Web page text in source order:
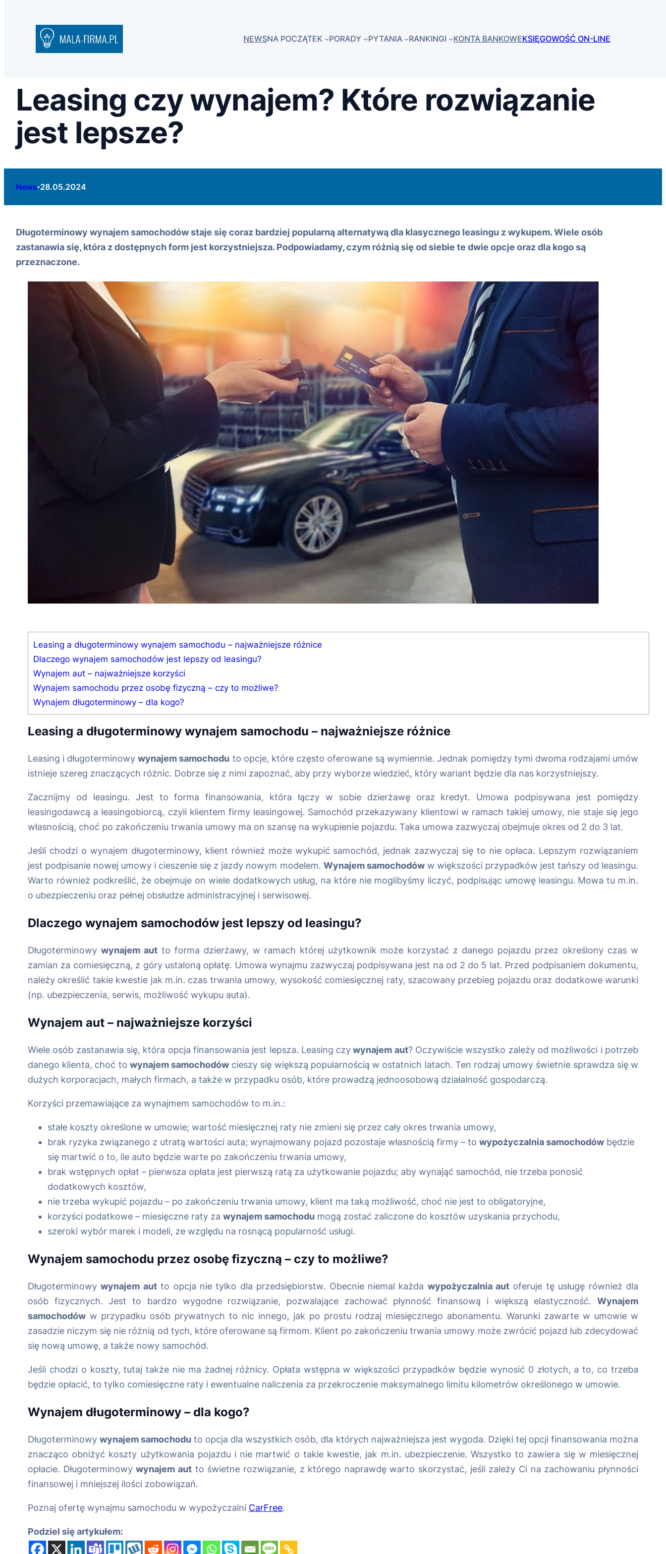
NEWSNA POCZĄTEK PORADY PYTANIA RANKINGI KONTA BANKOWEKSIĘGOWOŚĆ ON-LINE
Leasing czy wynajem? Które rozwiązanie
jest lepsze?
News·28.05.2024
Długoterminowy wynajem samochodów staje się coraz bardziej popularną alternatywą dla klasycznego leasingu z wykupem. Wiele osób
zastanawia się, która z dostępnych form jest korzystniejsza. Podpowiadamy, czym różnią się od siebie te dwie opcje oraz dla kogo są
przeznaczone.
Leasing a długoterminowy wynajem samochodu – najważniejsze różnice
Dlaczego wynajem samochodów jest lepszy od leasingu?
Wynajem aut – najważniejsze korzyści
Wynajem samochodu przez osobę fizyczną – czy to możliwe?
Wynajem długoterminowy – dla kogo?
Leasing a długoterminowy wynajem samochodu – najważniejsze różnice
Leasing i długoterminowywynajem samochodu to opcje, które często oferowane są wymiennie. Jednak pomiędzy tymi dwoma rodzajami umów
istnieje szereg znaczących różnic. Dobrze się z nimi zapoznać, aby przy wyborze wiedzieć, który wariant będzie dla nas korzystniejszy.
Zacznijmy od leasingu. Jest to forma finansowania, która łączy w sobie dzierżawę oraz kredyt. Umowa podpisywana jest pomiędzy
leasingodawcą a leasingobiorcą, czyli klientem firmy leasingowej. Samochód przekazywany klientowi w ramach takiej umowy, nie staje się jego
własnością, choć po zakończeniu trwania umowy ma on szansę na wykupienie pojazdu. Taka umowa zazwyczaj obejmuje okres od 2 do 3 lat.
Jeśli chodzi o wynajem długoterminowy, klient również może wykupić samochód, jednak zazwyczaj się to nie opłaca. Lepszym rozwiązaniem
jest podpisanie nowej umowy i cieszenie się z jazdy nowym modelem. Wynajem samochodóww większości przypadków jest tańszy od leasingu.
Warto również podkreślić, że obejmuje on wiele dodatkowych usług, na które nie moglibyśmy liczyć, podpisując umowę leasingu. Mowa tu m.in.
o ubezpieczeniu oraz pełnej obsłudze administracyjnej i serwisowej.
Dlaczego wynajem samochodów jest lepszy od leasingu?
Długoterminowy wynajem autto forma dzierżawy, w ramach której użytkownik może korzystać z danego pojazdu przez określony czas w
zamian za comiesięczną, z góry ustaloną opłatę. Umowa wynajmu zazwyczaj podpisywana jest na od 2 do 5 lat. Przed podpisaniem dokumentu,
należy określić takie kwestie jak m.in. czas trwania umowy, wysokość comiesięcznej raty, szacowany przebieg pojazdu oraz dodatkowe warunki
(np. ubezpieczenia, serwis, możliwość wykupu auta).
Wynajem aut – najważniejsze korzyści
Wiele osób zastanawia się, która opcja finansowania jest lepsza. Leasing czywynajem aut? Oczywiście wszystko zależy od możliwości i potrzeb
danego klienta, choć to wynajem samochodów cieszy się większą popularnością w ostatnich latach. Ten rodzaj umowy świetnie sprawdza się w
dużych korporacjach, małych firmach, a także w przypadku osób, które prowadzą jednoosobową działalność gospodarczą.
Korzyści przemawiające za wynajmem samochodów to m.in.:
stałe koszty określone w umowie; wartość miesięcznej raty nie zmieni się przez cały okres trwania umowy,
brak ryzyka związanego z utratą wartości auta; wynajmowany pojazd pozostaje własnością firmy – to wypożyczalnia samochodów będzie
się martwić o to, ile auto będzie warte po zakończeniu trwania umowy,
brak wstępnych opłat – pierwsza opłata jest pierwszą ratą za użytkowanie pojazdu; aby wynająć samochód, nie trzeba ponosić
dodatkowych kosztów,
nie trzeba wykupić pojazdu – po zakończeniu trwania umowy, klient ma taką możliwość, choć nie jest to obligatoryjne,
korzyści podatkowe – miesięczne raty za wynajem samochodu mogą zostać zaliczone do kosztów uzyskania przychodu,
szeroki wybór marek i modeli, ze względu na rosnącą popularność usługi.
Wynajem samochodu przez osobę fizyczną – czy to możliwe?
Długoterminowywynajem autto opcja nie tylko dla przedsiębiorstw. Obecnie niemal każda wypożyczalnia aut oferuje tę usługę również dla
osób fizycznych. Jest to bardzo wygodne rozwiązanie, pozwalające zachować płynność finansową i większą elastyczność. Wynajem
samochodów w przypadku osób prywatnych to nic innego, jak po prostu rodzaj miesięcznego abonamentu. Warunki zawarte w umowie w
zasadzie niczym się nie różnią od tych, które oferowane są firmom. Klient po zakończeniu trwania umowy może zwrócić pojazd lub zdecydować
się nową umowę, a także nowy samochód.
Jeśli chodzi o koszty, tutaj także nie ma żadnej różnicy. Opłata wstępna w większości przypadków będzie wynosić 0 złotych, a to, co trzeba
będzie opłacić, to tylko comiesięczne raty i ewentualne naliczenia za przekroczenie maksymalnego limitu kilometrów określonego w umowie.
Wynajem długoterminowy – dla kogo?
Długoterminowywynajem samochodu to opcja dla wszystkich osób, dla których najważniejsza jest wygoda. Dzięki tej opcji finansowania można
znacząco obniżyć koszty użytkowania pojazdu i nie martwić o takie kwestie, jak m.in. ubezpieczenie. Wszystko to zawiera się w miesięcznej
opłacie. Długoterminowywynajem autto świetne rozwiązanie, z którego naprawdę warto skorzystać, jeśli zależy Ci na zachowaniu płynności
finansowej i mniejszej ilości zobowiązań.
Poznaj ofertę wynajmu samochodu w wypożyczalni CarFree.
Podziel się artykułem: